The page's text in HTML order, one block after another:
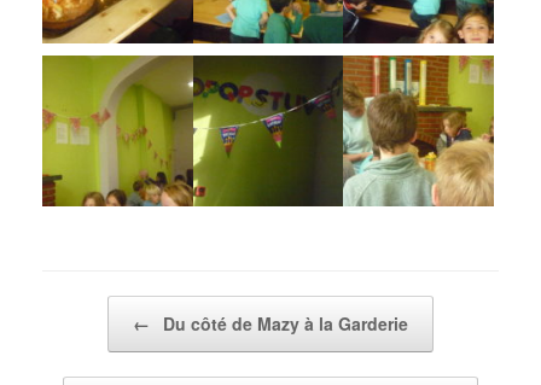
← Du côté de Mazy à la Garderie